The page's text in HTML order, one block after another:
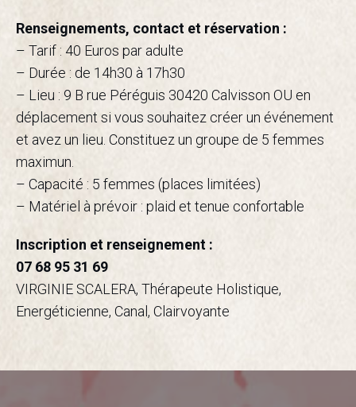
Renseignements, contact et réservation :
– Tarif : 40 Euros par adulte
– Durée : de 14h30 à 17h30
– Lieu : 9 B rue Péréguis 30420 Calvisson OU en
déplacement si vous souhaitez créer un événement
et avez un lieu. Constituez un groupe de 5 femmes
maximun.
– Capacité : 5 femmes (places limitées)
– Matériel à prévoir : plaid et tenue confortable
Inscription et renseignement :
07 68 95 31 69
VIRGINIE SCALERA, Thérapeute Holistique,
Energéticienne, Canal, Clairvoyante